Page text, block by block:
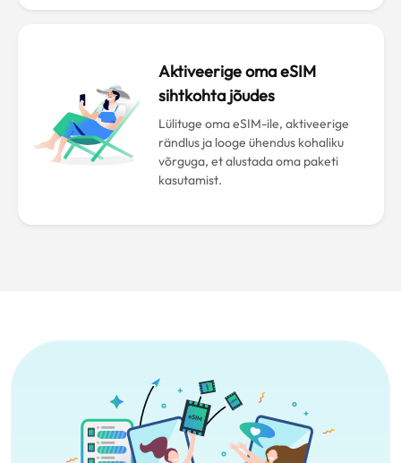
Aktiveerige oma eSIM
sihtkohta jõudes
Lülituge oma eSIM-ile, aktiveerige
rändlus ja looge ühendus kohaliku
võrguga, et alustada oma paketi
kasutamist.